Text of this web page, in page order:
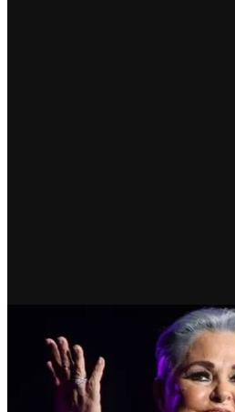
CDMX